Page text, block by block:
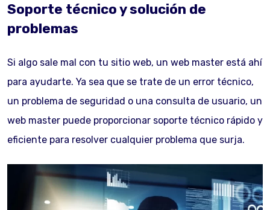
Soporte técnico y solución de
problemas
Si algo sale mal con tu sitio web, un web master está ahí
para ayudarte. Ya sea que se trate de un error técnico,
un problema de seguridad o una consulta de usuario, un
web master puede proporcionar soporte técnico rápido y
eficiente para resolver cualquier problema que surja.